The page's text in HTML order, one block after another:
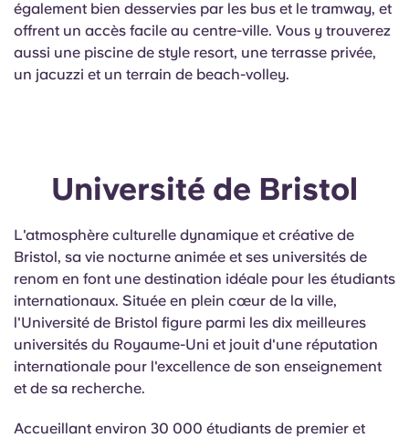
également bien desservies par les bus et le tramway, et
offrent un accès facile au centre-ville. Vous y trouverez
aussi une piscine de style resort, une terrasse privée,
un jacuzzi et un terrain de beach-volley.
Université de Bristol
L'atmosphère culturelle dynamique et créative de
Bristol, sa vie nocturne animée et ses universités de
renom en font une destination idéale pour les étudiants
internationaux. Située en plein cœur de la ville,
l'Université de Bristol figure parmi les dix meilleures
universités du Royaume-Uni et jouit d'une réputation
internationale pour l'excellence de son enseignement
et de sa recherche.
Accueillant environ 30 000 étudiants de premier et